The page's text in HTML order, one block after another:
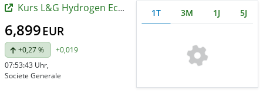
Kurs L&G Hydrogen Economy UCITS ETF
6,899EUR
+0,27 %
+0,019
07:53:43 Uhr,
Societe Generale
1T 3M 1J 5J